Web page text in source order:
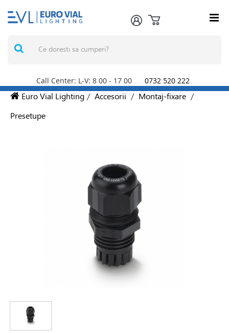
Call Center: L-V: 8 00 - 17 00 0732 520 222
Euro Vial Lighting / Accesorii / Montaj-fixare /
Presetupe